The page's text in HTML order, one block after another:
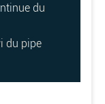
du
du pipe